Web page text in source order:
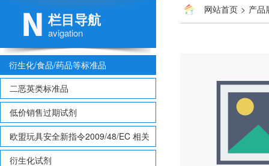
栏目导航
avigation
衍生化/食品/药品等标准品
二恶英类标准品
低价销售过期试剂
欧盟玩具安全新指令2009/48/EC 相关
致敏性香味剂标准品
衍生化试剂
网站首页 > 产品